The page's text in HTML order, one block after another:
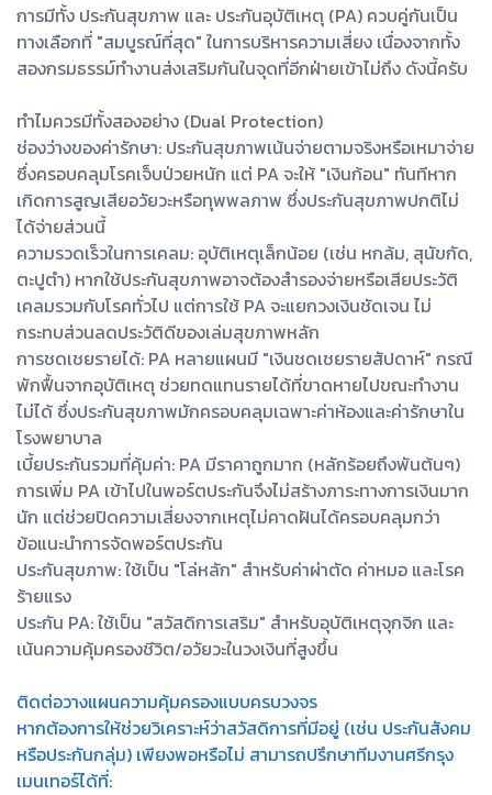
การมีทั้ง ประกันสุขภาพ และ ประกันอุบัติเหตุ (PA) ควบคู่กันเป็น
ทางเลือกที่ "สมบูรณ์ที่สุด" ในการบริหารความเสี่ยง เนื่องจากทั้ง
สองกรมธรรม์ทำงานส่งเสริมกันในจุดที่อีกฝ่ายเข้าไม่ถึง ดังนี้ครับ
ทำไมควรมีทั้งสองอย่าง (Dual Protection)
ช่องว่างของค่ารักษา: ประกันสุขภาพเน้นจ่ายตามจริงหรือเหมาจ่าย
ซึ่งครอบคลุมโรคเจ็บป่วยหนัก แต่ PA จะให้ "เงินก้อน" ทันทีหาก
เกิดการสูญเสียอวัยวะหรือทุพพลภาพ ซึ่งประกันสุขภาพปกติไม่
ได้จ่ายส่วนนี้
ความรวดเร็วในการเคลม: อุบัติเหตุเล็กน้อย (เช่น หกล้ม, สุนัขกัด,
ตะปูตำ) หากใช้ประกันสุขภาพอาจต้องสำรองจ่ายหรือเสียประวัติ
เคลมรวมกับโรคทั่วไป แต่การใช้ PA จะแยกวงเงินชัดเจน ไม่
กระทบส่วนลดประวัติดีของเล่มสุขภาพหลัก
การชดเชยรายได้: PA หลายแผนมี "เงินชดเชยรายสัปดาห์" กรณี
พักฟื้นจากอุบัติเหตุ ช่วยทดแทนรายได้ที่ขาดหายไปขณะทำงาน
ไม่ได้ ซึ่งประกันสุขภาพมักครอบคลุมเฉพาะค่าห้องและค่ารักษาใน
โรงพยาบาล
เบี้ยประกันรวมที่คุ้มค่า: PA มีราคาถูกมาก (หลักร้อยถึงพันต้นๆ)
การเพิ่ม PA เข้าไปในพอร์ตประกันจึงไม่สร้างภาระทางการเงินมาก
นัก แต่ช่วยปิดความเสี่ยงจากเหตุไม่คาดฝันได้ครอบคลุมกว่า
ข้อแนะนำการจัดพอร์ตประกัน
ประกันสุขภาพ: ใช้เป็น "โล่หลัก" สำหรับค่าผ่าตัด ค่าหมอ และโรค
ร้ายแรง
ประกัน PA: ใช้เป็น "สวัสดิการเสริม" สำหรับอุบัติเหตุจุกจิก และ
เน้นความคุ้มครองชีวิต/อวัยวะในวงเงินที่สูงขึ้น
ติดต่อวางแผนความคุ้มครองแบบครบวงจร
หากต้องการให้ช่วยวิเคราะห์ว่าสวัสดิการที่มีอยู่ (เช่น ประกันสังคม
หรือประกันกลุ่ม) เพียงพอหรือไม่ สามารถปรึกษาทีมงานศรีกรุง
เมนเทอร์ได้ที่: